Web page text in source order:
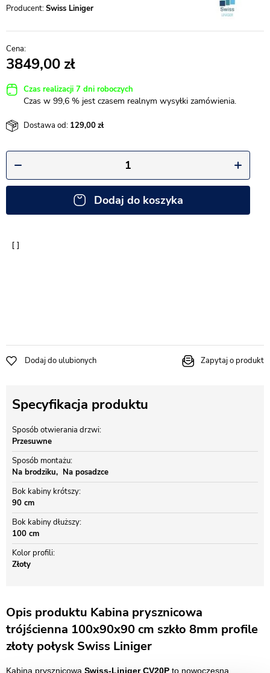
Producent:Swiss Liniger
3849,00
Czas realizacji 7 dni roboczych
Czas w 99,6 % jest czasem realnym wysyłki zamówienia.
Dostawa od: 129,00
Dodaj do koszyka
Dodaj do ulubionych Zapytaj o produkt
Specyfikacja produktu
Sposób otwierania drzwi
Przesuwne
Sposób montażu
Na brodziku
Na posadzce
Bok kabiny krótszy
90 cm
Bok kabiny dłuższy
100 cm
Kolor profili
Złoty
Opis produktu Kabina prysznicowa
trójścienna 100x90x90 cm szkło 8mm profile
złoty połysk Swiss Liniger
Kabina prysznicowa Swiss-Liniger CV20P to nowoczesna,